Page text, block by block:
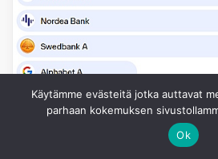
Käytämme evästeitä jotka auttavat
parhaan kokemuksen
Ok